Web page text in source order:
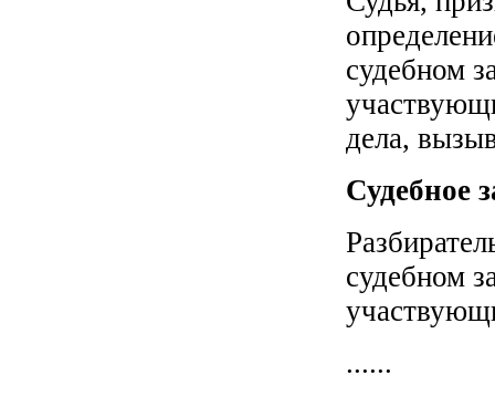
судебном
дела,
Судебное
судебном
......